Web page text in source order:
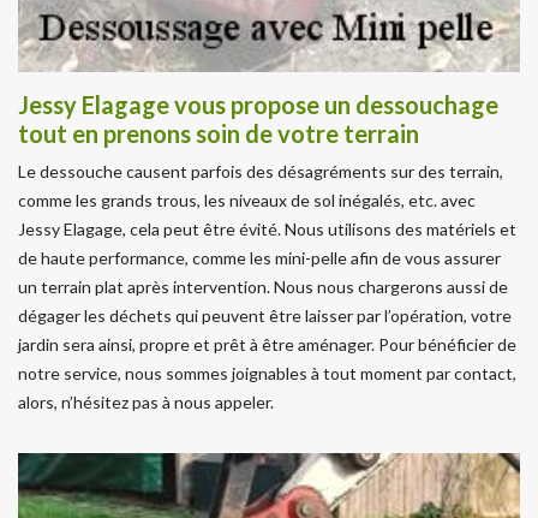
Jessy Elagage vous propose un dessouchage
tout en prenons soin de votre terrain
Le dessouche causent parfois des désagréments sur des terrain,
comme les grands trous, les niveaux de sol inégalés, etc. avec
Jessy Elagage, cela peut être évité. Nous utilisons des matériels et
de haute performance, comme les mini-pelle afin de vous assurer
un terrain plat après intervention. Nous nous chargerons aussi de
dégager les déchets qui peuvent être laisser par l’opération, votre
jardin sera ainsi, propre et prêt à être aménager. Pour bénéficier de
notre service, nous sommes joignables à tout moment par contact,
alors, n’hésitez pas à nous appeler.